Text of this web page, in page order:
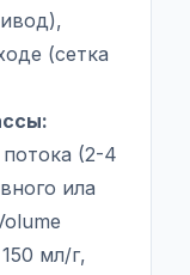
(сетка
(2-4
ила
мл/г,